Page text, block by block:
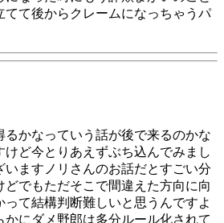
てて後からクレームになっちゃうパ
るかなっていう話が後で来るのかな
けど今とりあえずぶち込んでみまし
いますノリさんのお話だとすごい分
どでもただそこで間違えた方向に向
って結構判断難しいと思うんですよ
かにダメ野郎は多分ルール化されて